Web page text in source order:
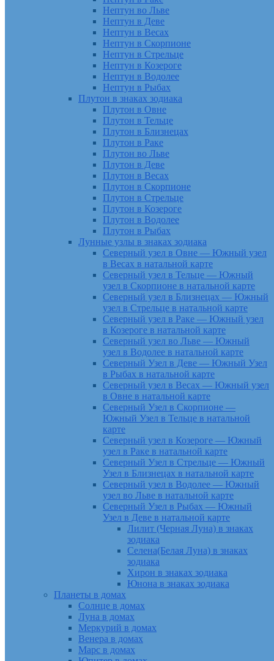
Нептун во Льве
Нептун в Деве
Нептун в Весах
Нептун в Скорпионе
Нептун в Стрельце
Нептун в Козероге
Нептун в Водолее
Нептун в Рыбах
Плутон в знаках зодиака
Плутон в Овне
Плутон в Тельце
Плутон в Близнецах
Плутон в Раке
Плутон во Льве
Плутон в Деве
Плутон в Весах
Плутон в Скорпионе
Плутон в Стрельце
Плутон в Козероге
Плутон в Водолее
Плутон в Рыбах
Лунные узлы в знаках зодиака
Северный узел в Овне — Южный узел
в Весах в натальной карте
Северный узел в Тельце — Южный
узел в Скорпионе в натальной карте
Северный узел в Близнецах — Южный
узел в Стрельце в натальной карте
Северный узел в Раке — Южный узел
в Козероге в натальной карте
Северный узел во Льве — Южный
узел в Водолее в натальной карте
Северный Узел в Деве — Южный Узел
в Рыбах в натальной карте
Северный узел в Весах — Южный узел
в Овне в натальной карте
Северный Узел в Скорпионе —
Южный Узел в Тельце в натальной
карте
Северный узел в Козероге — Южный
узел в Раке в натальной карте
Северный Узел в Стрельце — Южный
Узел в Близнецах в натальной карте
Северный узел в Водолее — Южный
узел во Льве в натальной карте
Северный Узел в Рыбах — Южный
Узел в Деве в натальной карте
Лилит (Черная Луна) в знаках
зодиака
Селена(Белая Луна) в знаках
зодиака
Хирон в знаках зодиака
Юнона в знаках зодиака
Планеты в домах
Солнце в домах
Луна в домах
Меркурий в домах
Венера в домах
Марс в домах